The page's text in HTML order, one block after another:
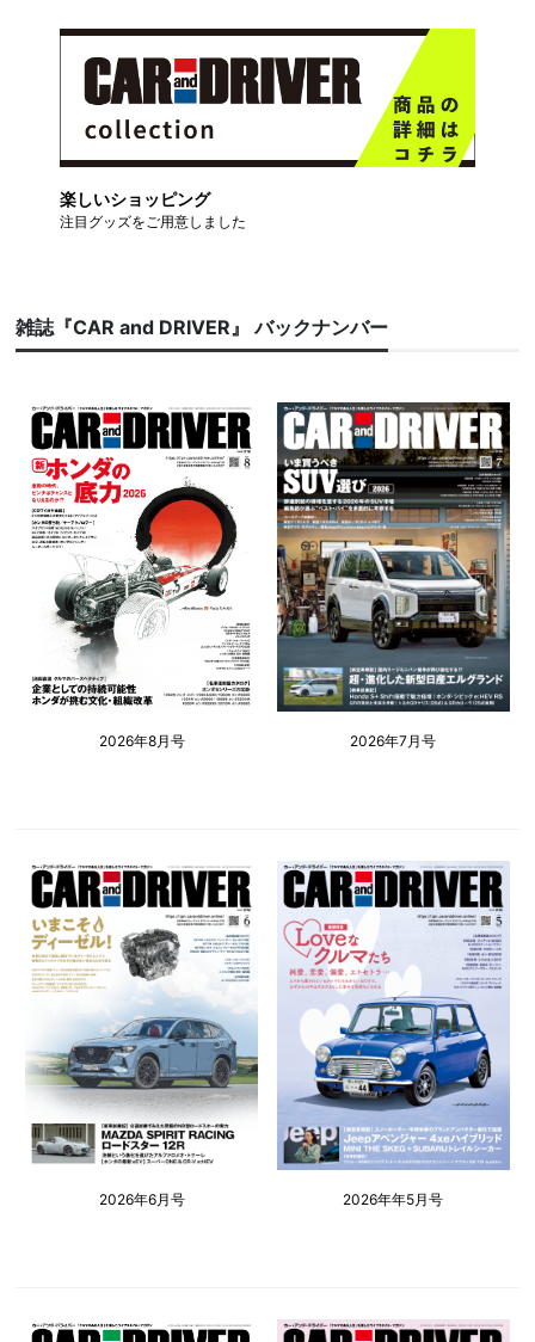
楽しいショッピング
注目グッズをご用意しました
雑誌『CAR and DRIVER』 バックナンバー
2026年8月号 2026年7月号
2026年6月号 2026年年5月号